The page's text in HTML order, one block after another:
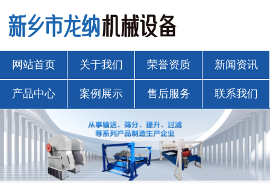
网站首页 关于我们 荣誉资质 新闻资讯
产品中心 案例展示 售后服务 联系我们